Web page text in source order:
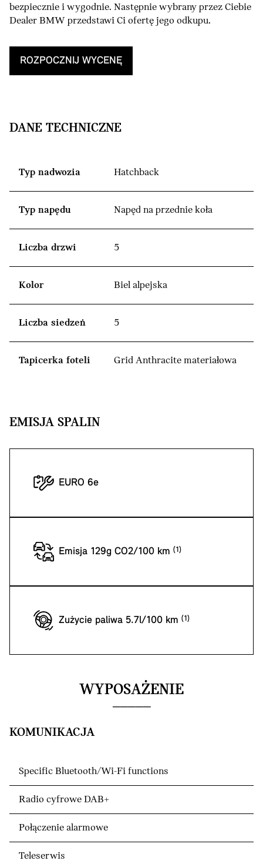
bezpiecznie i wygodnie. Następnie wybrany przez Ciebie
Dealer BMW przedstawi Ci ofertę jego odkupu.
ROZPOCZNIJ WYCENĘ
DANE TECHNICZNE
Typ nadwozia Hatchback
Typ napędu Napęd na przednie koła
Liczba drzwi 5
Kolor Biel alpejska
Liczba siedzeń 5
Tapicerka foteli Grid Anthracite materiałowa
EMISJA SPALIN
EURO 6e
Emisja 129g CO2/100 km
Zużycie paliwa 5.7l/100 km
WYPOSAŻENIE
KOMUNIKACJA
Specific Bluetooth/Wi-Fi functions
Radio cyfrowe DAB+
Połączenie alarmowe
Teleserwis